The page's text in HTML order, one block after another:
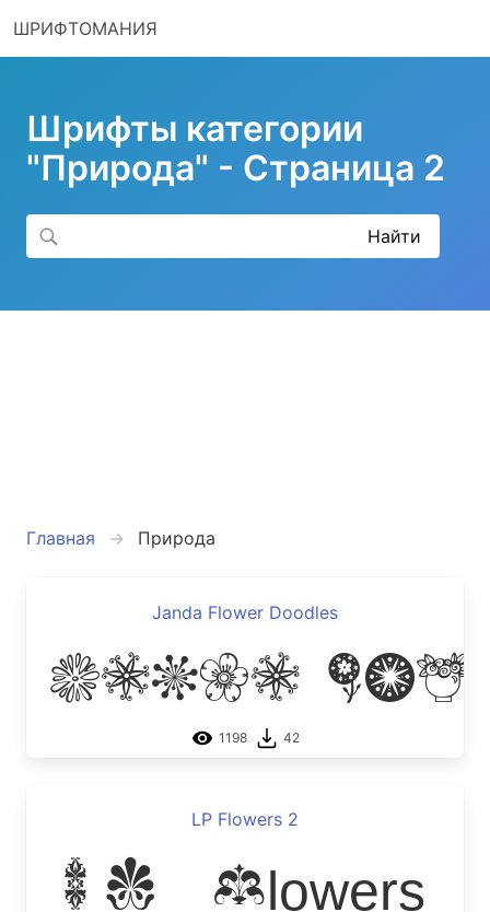
ШРИФТОМАНИЯ
Шрифты категории
"Природа" - Страница 2
Главная Природа
Janda Flower Doodles
Janda
1198 42
LP Flowers 2
LP Flowers